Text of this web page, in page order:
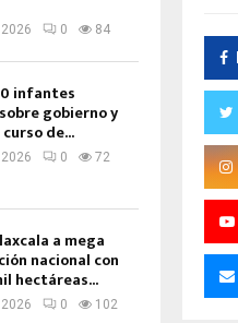
0 84
infantes
gobierno y
de...
0 72
a mega
nacional con
hectáreas...
0 102